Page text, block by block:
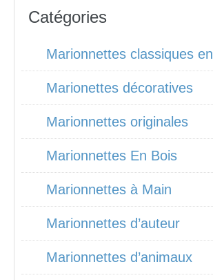
Catégories
Marionnettes classiques
Marionettes décoratives
Marionnettes originales
Marionnettes En Bois
Marionnettes à Main
Marionnettes d’auteur
Marionnettes d’animaux